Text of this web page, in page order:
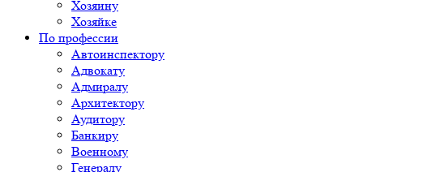
Хозяину
Хозяйке
По профессии
Автоинспектору
Адвокату
Адмиралу
Архитектору
Аудитору
Банкиру
Военному
Генералу